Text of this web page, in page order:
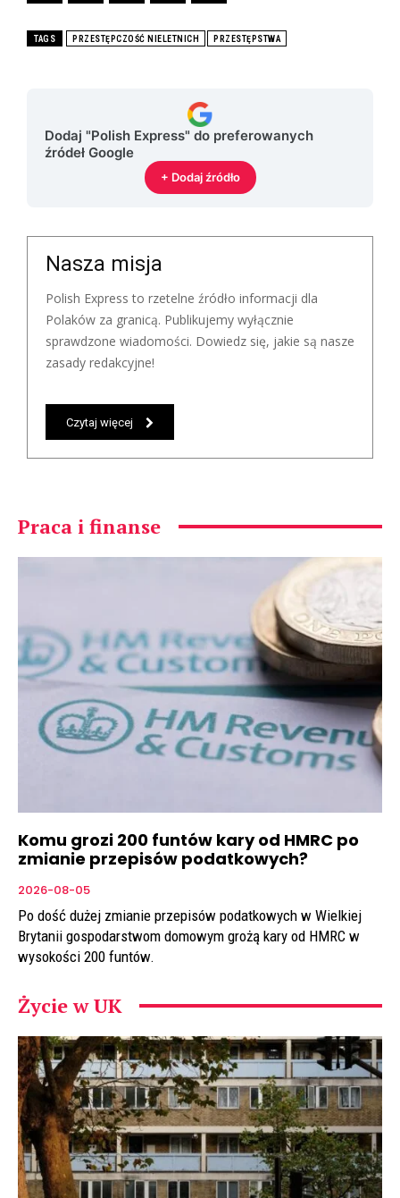
TAGS PRZESTĘPCZOŚĆ NIELETNICH PRZESTĘPSTWA
Dodaj "Polish Express" do preferowanych
źródeł Google
+ Dodaj źródło
Nasza misja
Polish Express to rzetelne źródło informacji dla
Polaków za granicą. Publikujemy wyłącznie
sprawdzone wiadomości. Dowiedz się, jakie są nasze
zasady redakcyjne!
Czytaj więcej
Praca i finanse
Komu grozi 200 funtów kary od HMRC po
zmianie przepisów podatkowych?
2026-08-05
Po dość dużej zmianie przepisów podatkowych w Wielkiej
Brytanii gospodarstwom domowym grożą kary od HMRC w
wysokości 200 funtów.
Życie w UK